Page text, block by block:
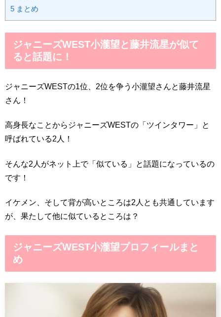
5 まとめ
ジャニーズWEST小瀧望と藤井流星が似て
ると話題に！
ジャニーズWESTの1位、2位を争う小瀧望さんと藤井流星
さん！
高身長なことからジャニーズWESTの「ツインタワー」と
呼ばれている2人！
そんな2人がネット上で「似ている」と話題になっているの
です！
イケメン、そして背が高いところは2人とも共通しています
が、果たして他に似ているところは？
ジャニーズWEST小瀧望プロフィールまと
め